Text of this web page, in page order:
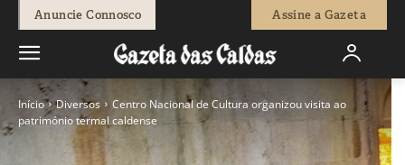
Anuncie Connosco Assine a Gazeta
Início Diversos
Centro Nacional de Cultura organizou visita ao
património termal caldense